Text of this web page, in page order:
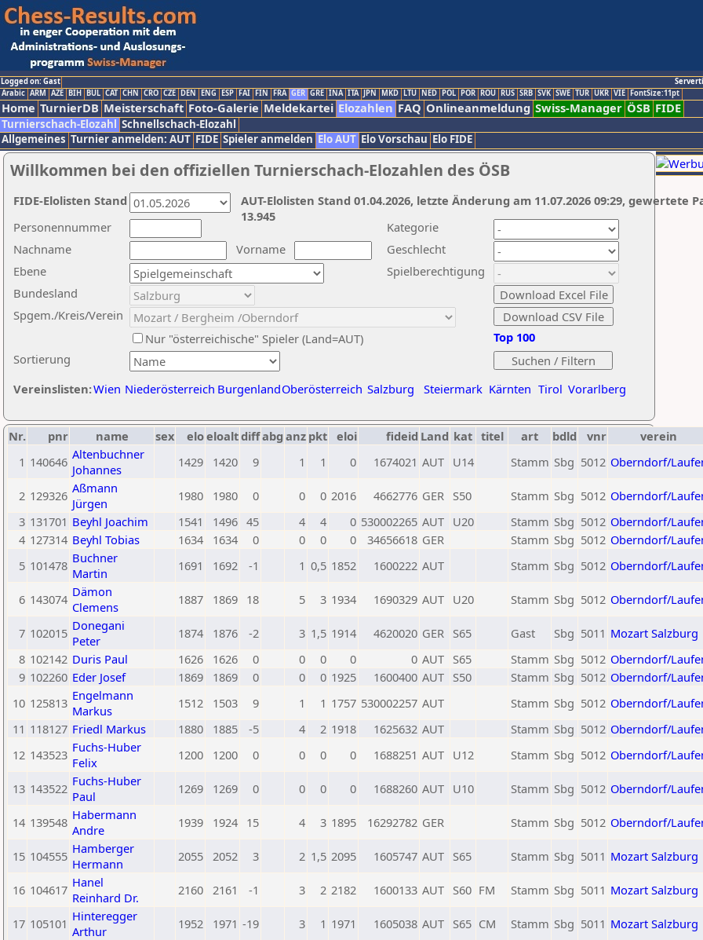
Logged on: Gast
Arabic ARM AZE BIH BUL CAT CHN CRO CZE DEN ENG ESP FAI FIN FRA GER GRE INA ITA JPN MKD LTU NED POL POR ROU RUS SRB SVK SWE TUR UKR VIE FontSize:11pt
Home TurnierDB Meisterschaft Foto-Galerie Meldekartei Elozahlen FAQ Onlineanmeldung Swiss-Manager ÖSB FIDE
Turnierschach-Elozahl Schnellschach-Elozahl
Allgemeines Turnier anmelden: AUT FIDE Spieler anmelden Elo AUT Elo Vorschau Elo FIDE
Willkommen bei den offiziellen Turnierschach-Elozahlen des ÖSB
Nachname
Vorname
Ebene
Kategorie
Sortierung
Personennummer
Bundesland
Spgem./Kreis/Verein
Geschlecht
Nur "österreichische" Spieler (Land=AUT)
Spielberechtigung
Vereinslisten:Wien Niederösterreich BurgenlandOberösterreich Salzburg Steiermark Kärnten Tirol Vorarlberg
Top 100
AUT-Elolisten Stand 01.04.2026, letzte Änderung am 11.07.2026 09:29, gewertete
13.945
FIDE-Elolisten Stand
Nr. pnr name sex eloeloaltdiffabg anz pkt eloi fideid Land kat titel art bdld vnr
verein
1 140646 Altenbuchner
Johannes
1429 1420 9 1 1 0 1674021 AUT U14 Stamm Sbg 5012 Oberndorf/
2 129326 Aßmann
Jürgen
1980 1980 0 0 0 2016 4662776 GER S50 Stamm Sbg 5012 Oberndorf/
3 131701 Beyhl Joachim 1541 1496 45 4 4 0 530002265 AUT U20 Stamm Sbg 5012 Oberndorf/
4 127314 Beyhl Tobias 1634 1634 0 0 0 0 34656618 GER Stamm Sbg 5012 Oberndorf/
5 101478 Buchner
Martin
1691 1692 -1 1 0,5 1852 1600222 AUT Stamm Sbg 5012 Oberndorf/
6 143074 Dämon
Clemens
1887 1869 18 5 3 1934 1690329 AUT U20 Stamm Sbg 5012 Oberndorf/
7 102015 Donegani
Peter
1874 1876 -2 3 1,5 1914 4620020 GER S65 Gast Sbg 5011 Mozart Salzburg
8 102142 Duris Paul 1626 1626 0 0 0 0 0 AUT S65 Stamm Sbg 5012 Oberndorf/
9 102260 Eder Josef 1869 1869 0 0 0 1925 1600400 AUT S50 Stamm Sbg 5012 Oberndorf/
10 125813 Engelmann
Markus
1512 1503 9 1 1 1757 530002257 AUT Stamm Sbg 5012 Oberndorf/
11 118127 Friedl Markus 1880 1885 -5 4 2 1918 1625632 AUT Stamm Sbg 5012 Oberndorf/
12 143523 Fuchs-Huber
Felix
1200 1200 0 0 0 0 1688251 AUT U12 Stamm Sbg 5012 Oberndorf/
13 143522 Fuchs-Huber
Paul
1269 1269 0 0 0 0 1688260 AUT U10 Stamm Sbg 5012 Oberndorf/
14 139548 Habermann
Andre
1939 1924 15 4 3 1895 16292782 GER Stamm Sbg 5012 Oberndorf/
15 104555 Hamberger
Hermann
2055 2052 3 2 1,5 2095 1605747 AUT S65 Stamm Sbg 5011 Mozart Salzburg
16 104617 Hanel
Reinhard Dr.
2160 2161 -1 3 2 2182 1600133 AUT S60 FM Stamm Sbg 5011 Mozart Salzburg
17 105101 Hinteregger
Arthur
1952 1971 -19 3 1 1971 1605038 AUT S65 CM Stamm Sbg 5011 Mozart Salzburg